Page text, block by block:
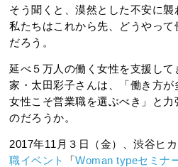
そう聞くと、漠然とした不安に襲
私たちはこれから先、どうやっ
だろう。
延べ５万人の働く女性を支援し
家・太田彩子さんは、「働き方が
女性こそ営業職を選ぶべき」と
のだろうか。
2017年11月３日（金）、渋谷ヒ
職イベント
「Woman typeセミナ